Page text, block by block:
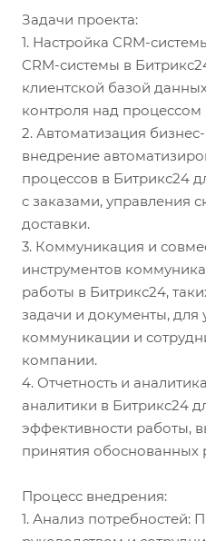
Задачи проекта:
1. Настройка CRM-
CRM-системы в
клиентской базой
контроля над
2. Автоматизация
внедрение
процессов в Битрикс24
с заказами, управления
доставки.
3. Коммуникация и
инструментов
работы в Битрикс24,
задачи и документы, для
коммуникации и
компании.
4. Отчетность и
аналитики в Битрикс24
эффективности работы,
принятия обоснованных
Процесс внедрения:
1. Анализ потребностей: